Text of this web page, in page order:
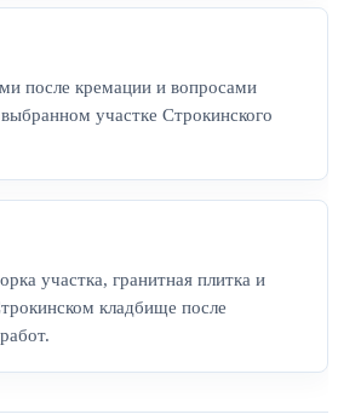
после кремации и вопросами
участке Строкинского
участка, гранитная плитка и
кладбище после